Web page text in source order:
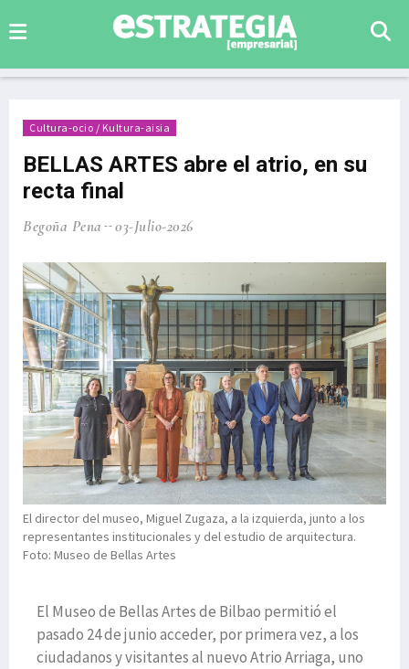
Cultura-ocio / Kultura-aisia
BELLAS ARTES abre el atrio, en su
recta final
Begoña Pena 03-Julio-2026
El director del museo, Miguel Zugaza, a la izquierda, junto a los
representantes institucionales y del estudio de arquitectura.
Foto: Museo de Bellas Artes
El Museo de Bellas Artes de Bilbao permitió el
pasado 24 de junio acceder, por primera vez, a los
ciudadanos y visitantes al nuevo Atrio Arriaga, uno